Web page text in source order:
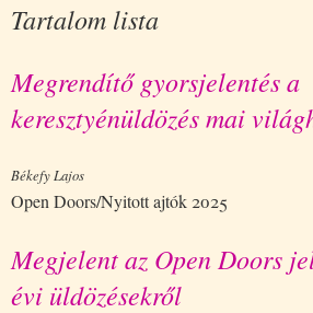
Tartalom lista
Megrendítő gyorsjelentés a
keresztyénüldözés mai
Békefy Lajos
Open Doors/Nyitott ajtók 2025
Megjelent az Open Doors
évi üldözésekről